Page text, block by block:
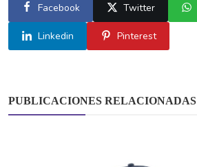
Facebook Twitter
Linkedin Pinterest
PUBLICACIONES RELACIONADAS